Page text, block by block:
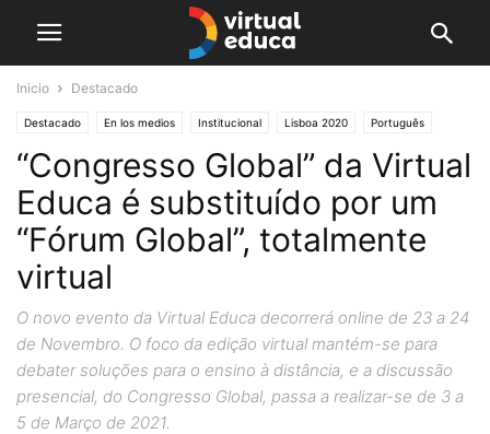
Inicio Destacado
Destacado En los medios Institucional Lisboa 2020 Português
“Congresso Global” da Virtual
Educa é substituído por um
“Fórum Global”, totalmente
virtual
O novo evento da Virtual Educa decorrerá online de 23 a 24
de Novembro. O foco da edição virtual mantém-se para
debater soluções para o ensino à distância, e a discussão
presencial, do Congresso Global, passa a realizar-se de 3 a
5 de Março de 2021.